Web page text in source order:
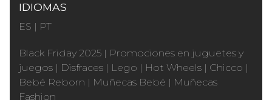
IDIOMAS
ES | PT
Black Friday 2025 | Promociones en juguetes y
juegos | Disfraces | Lego | Hot Wheels | Chicco |
Bebé Reborn | Muñecas Bebé | Muñecas
Fashion